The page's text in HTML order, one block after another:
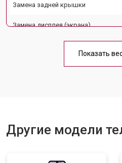
Замена задней крышки
Замена дисплея (экрана)
Замена кнопки включения
Показать
Другие модели